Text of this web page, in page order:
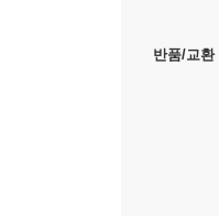
반품/교환